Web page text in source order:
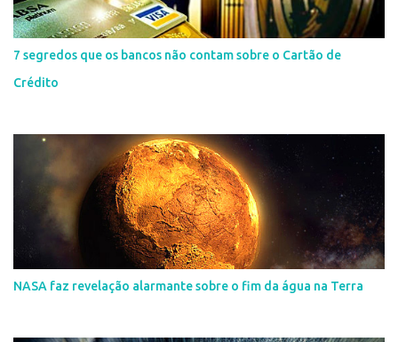
7 segredos que os bancos não contam sobre o Cartão de
Crédito
NASA faz revelação alarmante sobre o fim da água na Terra